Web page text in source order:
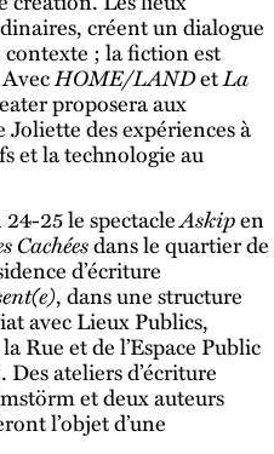
créent un dialogue
; la fiction est
HOME/LANDetLa
proposera aux
Joliette des expériences à
et la technologie au
24-25 le spectacleAskipen
Cachéesdans le quartier de
d’écriture
, dans une structure
avec Lieux Publics,
Rue et de l’Espace Public
ateliers d’écriture
et deux auteurs
l’objet d’une